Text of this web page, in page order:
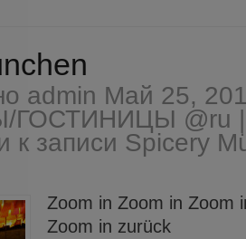
admin Май 25,
ГОСТИНИЦЫ @ru |
к записи Spicery
Zoom in Zoom in Zoom
Zoom in zurück